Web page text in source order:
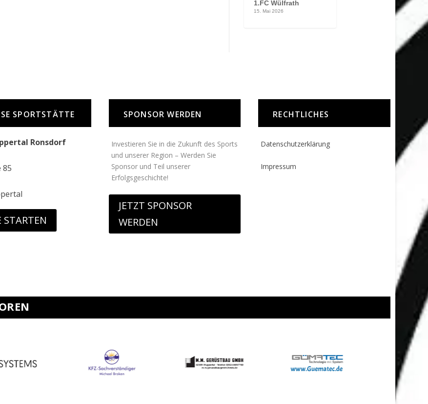
1.FC Wülfrath
15. Mai 2026
SPORTSTÄTTE
Ronsdorf
85
STARTEN
SPONSOR WERDEN
Investieren Sie in die Zukunft des Sports
und unserer Region – Werden Sie
Sponsor und Teil unserer
Erfolgsgeschichte!
JETZT SPONSOR
WERDEN
RECHTLICHES
Datenschutzerklärung
Impressum